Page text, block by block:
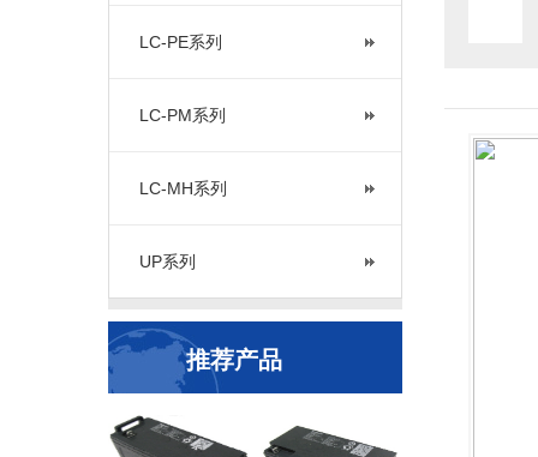
LC-PE系列
LC-PM系列
LC-MH系列
UP系列
推荐产品